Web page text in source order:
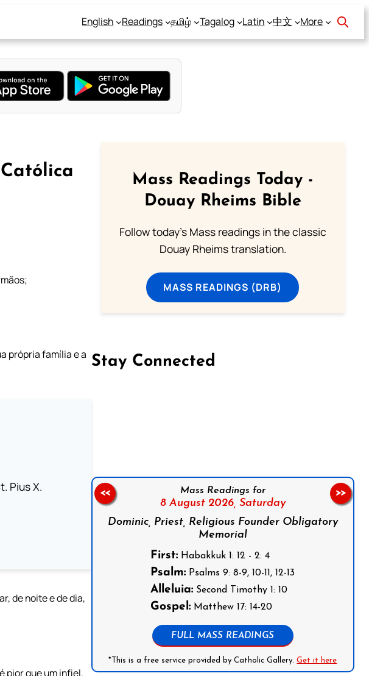
English Readings தமிழ் Tagalog Latin 中文 More
própria família e a
Pius X.
de noite e de dia,
pior que um infiel.
Mass Readings Today -
Douay Rheims Bible
Follow today's Mass readings in the classic
Douay Rheims translation.
MASS READINGS (DRB)
Stay Connected
Mass Readings for
8 August 2026, Saturday
Dominic, Priest, Religious Founder Obligatory
Memorial
First: Habakkuk 1: 12 - 2: 4
Psalm: Psalms 9: 8-9, 10-11, 12-13
Alleluia: Second Timothy 1: 10
Gospel: Matthew 17: 14-20
FULL MASS READINGS
*This is a free service provided by Catholic Gallery.Get it here
<< >>